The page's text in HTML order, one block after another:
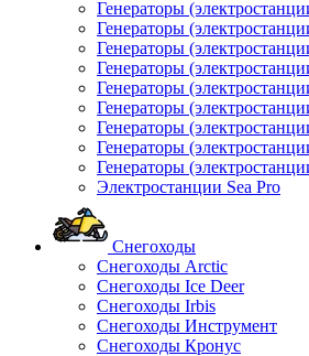
Генераторы
Генераторы
Генераторы
Генераторы
Генераторы
Генераторы
Генераторы
Генераторы
Генераторы
Электростанции Sea Pro
Снегоходы
Снегоходы Arctic
Снегоходы Ice Deer
Снегоходы Irbis
Снегоходы Инструмент
Снегоходы Кронус